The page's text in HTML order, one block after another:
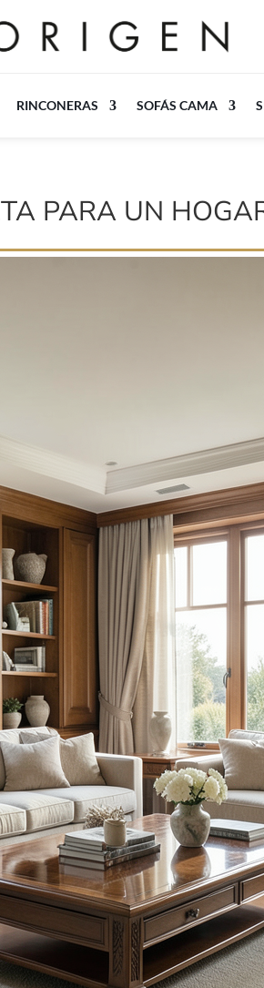
RINCONERAS SOFÁS CAMA
PARA UN